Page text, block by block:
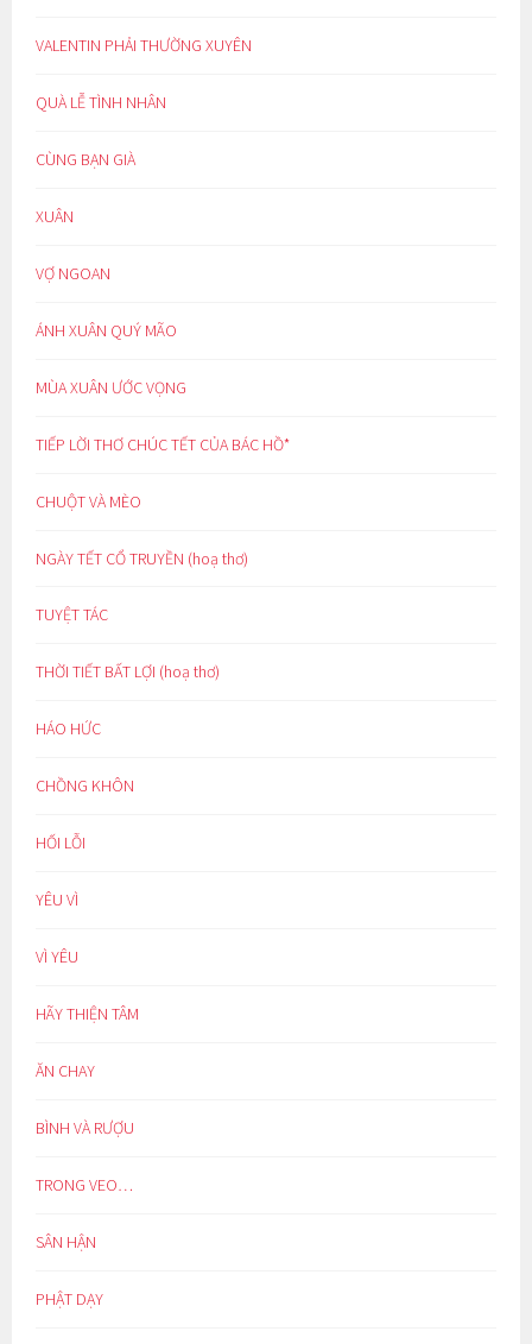
VALENTIN PHẢI THƯỜNG XUYÊN
QUÀ LỄ TÌNH NHÂN
CÙNG BẠN GIÀ
XUÂN
VỢ NGOAN
ÁNH XUÂN QUÝ MÃO
MÙA XUÂN ƯỚC VỌNG
TIẾP LỜI THƠ CHÚC TẾT CỦA BÁC HỒ*
CHUỘT VÀ MÈO
NGÀY TẾT CỔ TRUYỀN (hoạ thơ)
TUYỆT TÁC
THỜI TIẾT BẤT LỢI (hoạ thơ)
HÁO HỨC
CHỒNG KHÔN
HỐI LỖI
YÊU VÌ
VÌ YÊU
HÃY THIỆN TÂM
ĂN CHAY
BÌNH VÀ RƯỢU
TRONG VEO…
SÂN HẬN
PHẬT DẠY